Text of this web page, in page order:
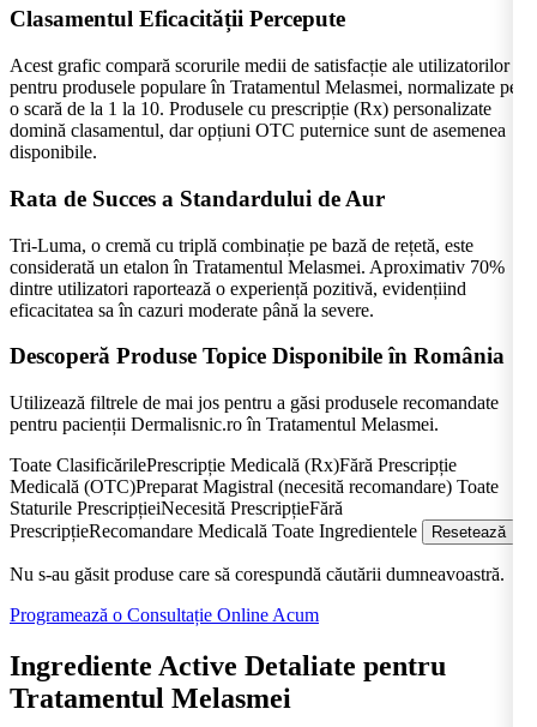
Clasamentul Eficacității Percepute
Acest grafic compară scorurile medii de satisfacție ale utilizatorilor
pentru produsele populare în Tratamentul Melasmei, normalizate pe
o scară de la 1 la 10. Produsele cu prescripție (Rx) personalizate
domină clasamentul, dar opțiuni OTC puternice sunt de asemenea
disponibile.
Rata de Succes a Standardului de Aur
Tri-Luma, o cremă cu triplă combinație pe bază de rețetă, este
considerată un etalon în Tratamentul Melasmei. Aproximativ 70%
dintre utilizatori raportează o experiență pozitivă, evidențiind
eficacitatea sa în cazuri moderate până la severe.
Descoperă Produse Topice Disponibile în România
Utilizează filtrele de mai jos pentru a găsi produsele recomandate
pentru pacienții Dermalisnic.ro în Tratamentul Melasmei.
Toate ClasificărilePrescripție Medicală (Rx)Fără Prescripție
Medicală (OTC)Preparat Magistral (necesită recomandare) Toate
Staturile PrescripțieiNecesită PrescripțieFără
PrescripțieRecomandare Medicală Toate Ingredientele
Resetează
Nu s-au găsit produse care să corespundă căutării dumneavoastră.
Programează o Consultație Online Acum
Ingrediente Active Detaliate pentru
Tratamentul Melasmei